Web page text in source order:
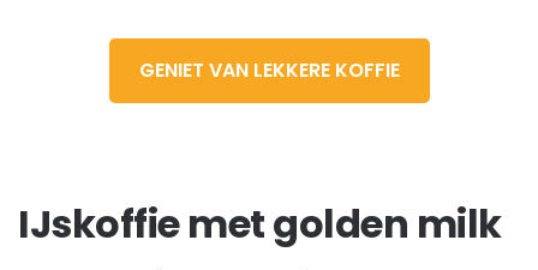
GENIET VAN LEKKERE KOFFIE
IJskoffie met golden milk